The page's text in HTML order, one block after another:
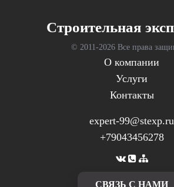
Cтроительная
© 2011-2026 Все права
О компании
Услуги
Контакты
expert-99@stexp.ru
+79043456278
CВЯЗЬ С НАМИ